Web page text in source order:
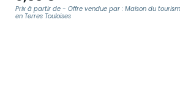
Prix à partir de - Offre vendue par : Maison du
en Terres Touloises
Conditions Générales